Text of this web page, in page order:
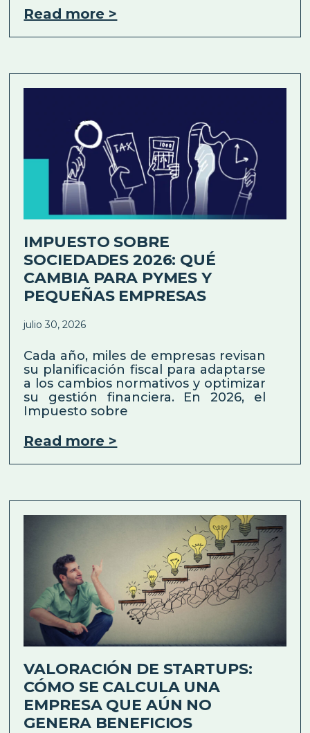
Read more >
IMPUESTO SOBRE
SOCIEDADES 2026: QUÉ
CAMBIA PARA PYMES Y
PEQUEÑAS EMPRESAS
julio 30, 2026
Cada año, miles de empresas revisan
su planificación fiscal para adaptarse
a los cambios normativos y optimizar
su gestión financiera. En 2026, el
Impuesto sobre
Read more >
VALORACIÓN DE STARTUPS:
CÓMO SE CALCULA UNA
EMPRESA QUE AÚN NO
GENERA BENEFICIOS